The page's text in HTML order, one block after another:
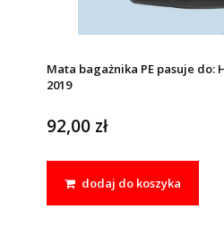
Mata bagażnika PE pasuje do:
2019
92,00 zł
dodaj do koszyka